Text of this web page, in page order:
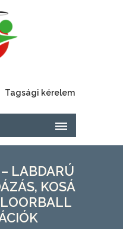
Tagsági kérelem
LABDARÚ
KOSÁ